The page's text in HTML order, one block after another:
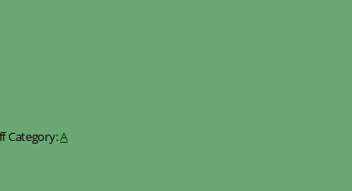
Category:A